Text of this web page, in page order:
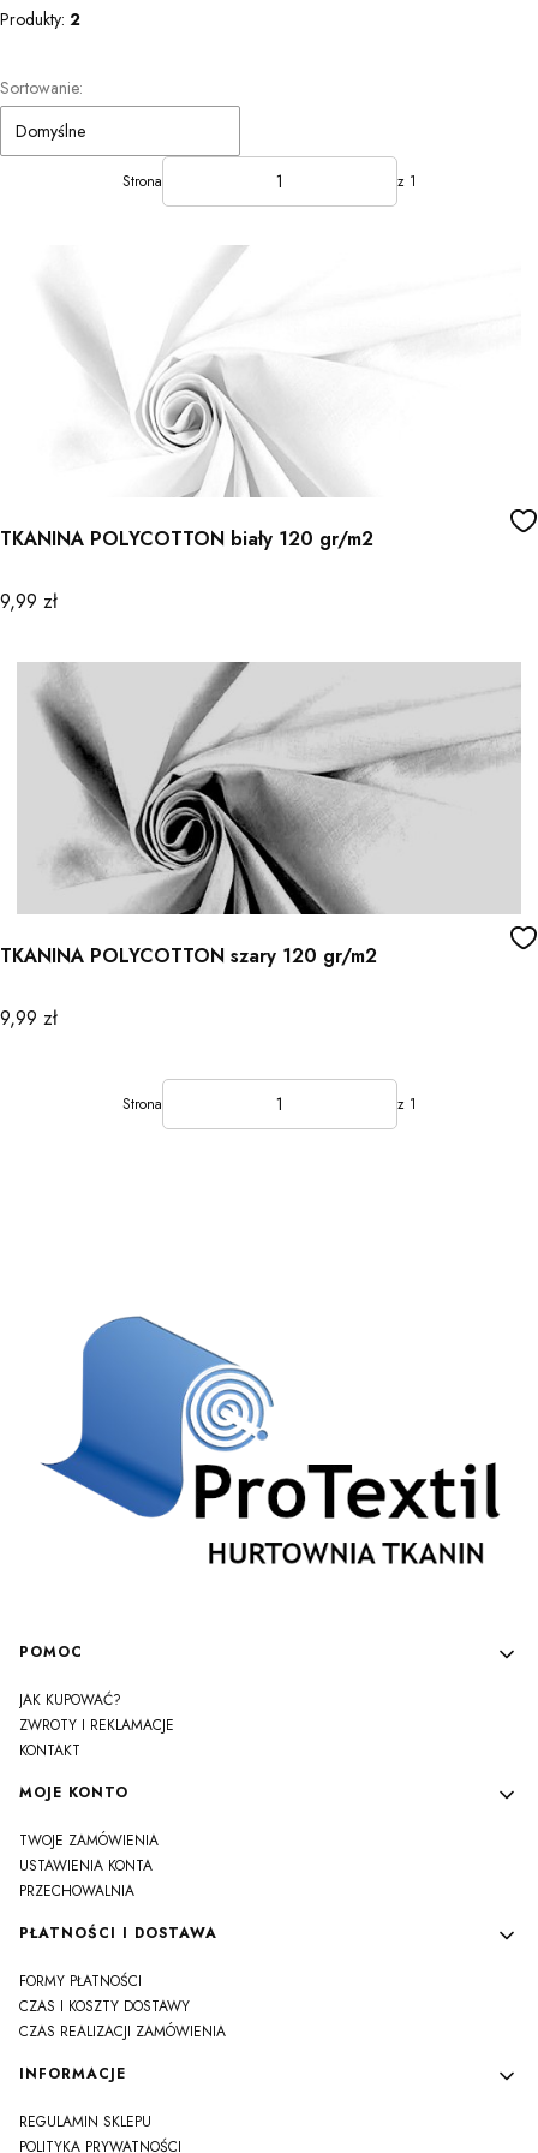
Produkty: 2
Lista produktów
Sortowanie:
Domyślne
Strona z 1
TKANINA POLYCOTTON biały 120 gr/m2
Cena
9,99 zł
TKANINA POLYCOTTON szary 120 gr/m2
Cena
9,99 zł
Strona z 1
Linki w stopce
POMOC
JAK KUPOWAĆ?
ZWROTY I REKLAMACJE
KONTAKT
MOJE KONTO
TWOJE ZAMÓWIENIA
USTAWIENIA KONTA
PRZECHOWALNIA
PŁATNOŚCI I DOSTAWA
FORMY PŁATNOŚCI
CZAS I KOSZTY DOSTAWY
CZAS REALIZACJI ZAMÓWIENIA
INFORMACJE
REGULAMIN SKLEPU
POLITYKA PRYWATNOŚCI